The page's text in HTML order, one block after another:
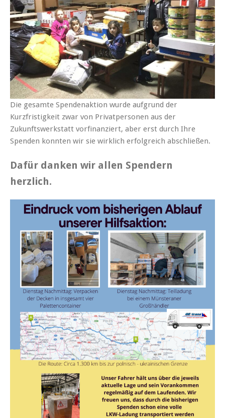
Die gesamte Spendenaktion wurde aufgrund der
Kurzfristigkeit zwar von Privatpersonen aus der
Zukunftswerkstatt vorfinanziert, aber erst durch Ihre
Spenden konnten wir sie wirklich erfolgreich abschließen.
Dafür danken wir allen Spendern
herzlich.